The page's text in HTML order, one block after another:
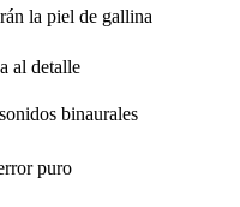
la piel de gallina
al detalle
binaurales
puro